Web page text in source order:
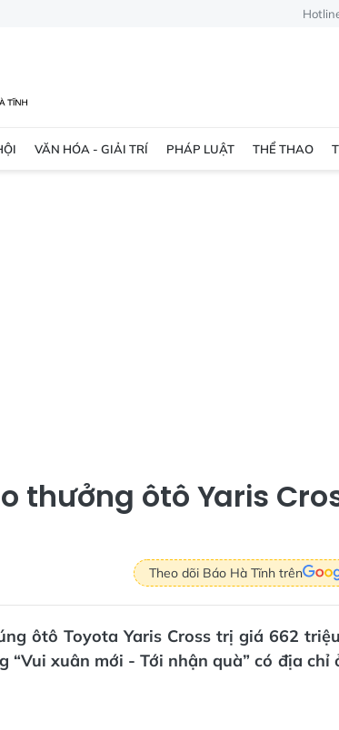
VĂN HÓA - GIẢI TRÍ PHÁP LUẬT THỂ THAO
thưởng ôtô Yaris
Theo dõi Báo Hà Tĩnh trên
ôtô Toyota Yaris Cross trị giá 662
xuân mới - Tới nhận quà” có địa chỉ